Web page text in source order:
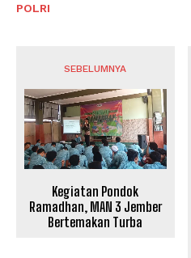
POLRI
SEBELUMNYA
Kegiatan Pondok
Ramadhan, MAN 3 Jember
Bertemakan Turba